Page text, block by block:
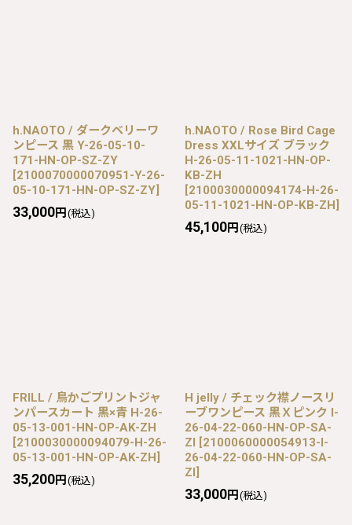
h.NAOTO / ダークベリーワ
ンピース 黒 Y-26-05-10-
171-HN-OP-SZ-ZY
[2100070000070951-Y-26-
05-10-171-HN-OP-SZ-ZY]
33,000円 (税込)
h.NAOTO / Rose Bird Cage
Dress XXLサイズ ブラック
H-26-05-11-1021-HN-OP-
KB-ZH
[2100030000094174-H-26-
05-11-1021-HN-OP-KB-ZH]
45,100円 (税込)
FRILL / 鳥かごプリントジャ
ンパースカート 黒×青 H-26-
05-13-001-HN-OP-AK-ZH
[2100030000094079-H-26-
05-13-001-HN-OP-AK-ZH]
35,200円 (税込)
H jelly / チェック襟ノースリ
ーブワンピース 黒Ｘピンク I-
26-04-22-060-HN-OP-SA-
ZI [2100060000054913-I-
26-04-22-060-HN-OP-SA-
ZI]
33,000円 (税込)